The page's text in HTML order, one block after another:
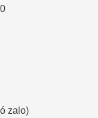
zalo)